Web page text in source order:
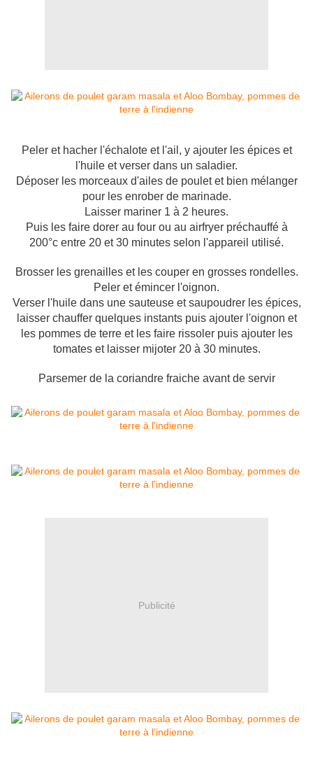
Peler et hacher l'échalote et l'ail, y ajouter les épices et
l'huile et verser dans un saladier.
Déposer les morceaux d'ailes de poulet et bien mélanger
pour les enrober de marinade.
Laisser mariner 1 à 2 heures.
Puis les faire dorer au four ou au airfryer préchauffé à
200°c entre 20 et 30 minutes selon l'appareil utilisé.
Brosser les grenailles et les couper en grosses rondelles.
Peler et émincer l'oignon.
Verser l'huile dans une sauteuse et saupoudrer les épices,
laisser chauffer quelques instants puis ajouter l'oignon et
les pommes de terre et les faire rissoler puis ajouter les
tomates et laisser mijoter 20 à 30 minutes.
Parsemer de la coriandre fraiche avant de servir
Publicité